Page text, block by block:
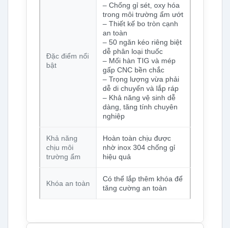
Đặc điểm nổi
bật
– Chống gỉ sét, oxy hóa
trong môi trường ẩm ướt
– Thiết kế bo tròn cạnh
an toàn
– 50 ngăn kéo riêng biệt
dễ phân loại thuốc
– Mối hàn TIG và mép
gấp CNC bền chắc
– Trọng lượng vừa phải
dễ di chuyển và lắp ráp
– Khả năng vệ sinh dễ
dàng, tăng tính chuyên
nghiệp
Khả năng
chịu môi
trường ẩm
Hoàn toàn chịu được
nhờ inox 304 chống gỉ
hiệu quả
Khóa an toàn
Có thể lắp thêm khóa để
tăng cường an toàn